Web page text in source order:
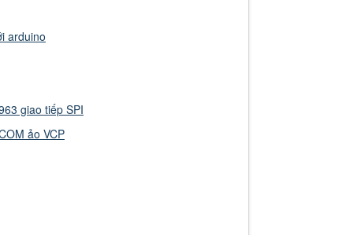
arduino
giao tiếp SPI
ảo VCP